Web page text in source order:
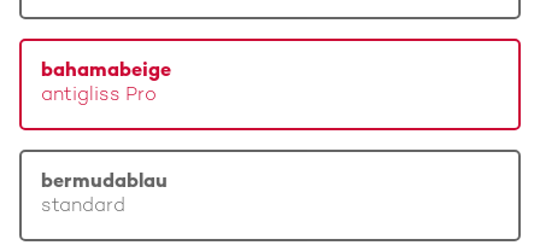
bahamabeige
antigliss Pro
bermudablau
standard